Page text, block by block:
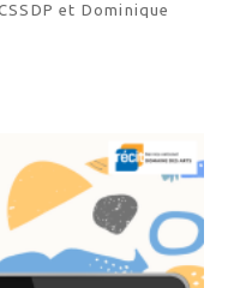
et Dominique